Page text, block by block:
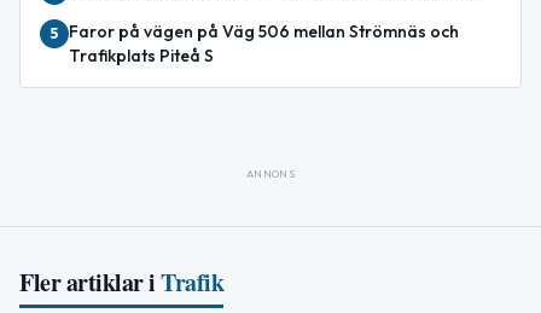
5
Faror på vägen på Väg 506 mellan Strömnäs och
Trafikplats Piteå S
ANNONS
Fler artiklar iTrafik